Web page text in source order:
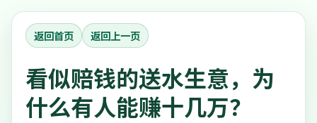
返回首页 返回上一页
看似赔钱的送水生意，为
什么有人能赚十几万？